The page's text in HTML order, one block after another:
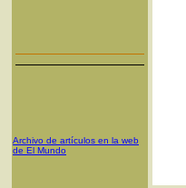
Archivo de artículos en la web
de El Mundo